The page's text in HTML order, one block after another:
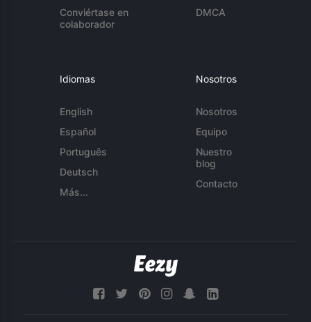
Conviértase en
colaborador
DMCA
Idiomas
English
Español
Português
Deutsch
Más...
Nosotros
Nosotros
Equipo
Nuestro
blog
Contacto